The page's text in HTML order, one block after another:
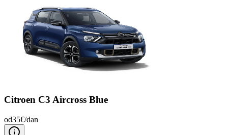
Citroen C3 Aircross Blue
od35€/dan